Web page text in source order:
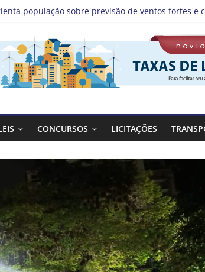
população sobre previsão de ventos fortes e
de Agosto
Guaratinguetá realiza mais uma edição do
o seguinte bairro neste sábado, (08)
CONCURSOS LICITAÇÕES